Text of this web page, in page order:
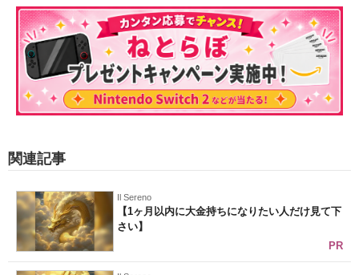
関連記事
Il Sereno
【1ヶ月以内に大金持ちになりたい人だけ見て下
さい】
PR